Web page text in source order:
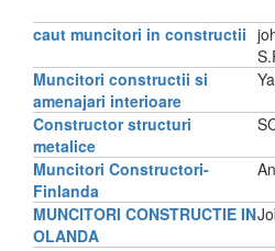
caut muncitori in constructii
Muncitori constructii si
amenajari interioare
Constructor structuri
metalice
Muncitori Constructori-
Finlanda
MUNCITORI CONSTRUCTIE IN
OLANDA